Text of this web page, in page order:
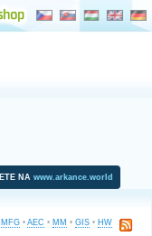
NA www.arkance.world
MFG • AEC • MM • GIS • HW